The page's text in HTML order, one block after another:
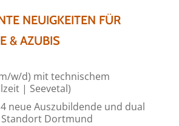
NEUIGKEITEN FÜR
& AZUBIS
w/d) mit technischem
| Seevetal)
neue Auszubildende und dual
Dortmund